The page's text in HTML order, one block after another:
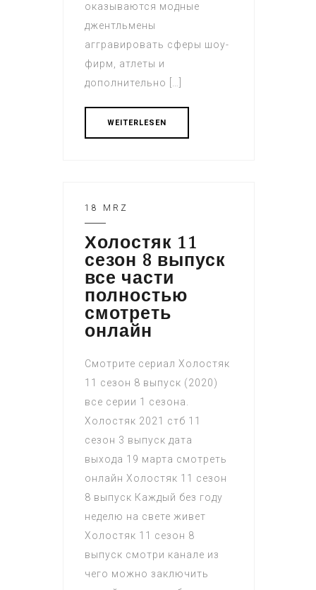
оказываются модные
джентльмены
аггравировать сферы шоу-
фирм, атлеты и
дополнительно […]
WEITERLESEN
18 MRZ
Холостяк 11
сезон 8 выпуск
все части
полностью
смотреть
онлайн
Смотрите сериал Холостяк
11 сезон 8 выпуск (2020)
все серии 1 сезона.
Холостяк 2021 стб 11
сезон 3 выпуск дата
выхода 19 марта смотреть
онлайн Холостяк 11 сезон
8 выпуск Каждый без году
неделю на свете живет
Холостяк 11 сезон 8
выпуск смотри канале из
чего можно заключить